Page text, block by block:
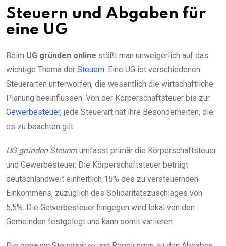
Steuern und Abgaben für
eine UG
Beim UG gründen online stößt man unweigerlich auf das
wichtige Thema der Steuern. Eine UG ist verschiedenen
Steuerarten unterworfen, die wesentlich die wirtschaftliche
Planung beeinflussen. Von der Körperschaftsteuer bis zur
Gewerbesteuer, jede Steuerart hat ihre Besonderheiten, die
es zu beachten gilt.
UG gründen Steuernumfasst primär die Körperschaftsteuer
und Gewerbesteuer. Die Körperschaftsteuer beträgt
deutschlandweit einheitlich 15% des zu versteuernden
Einkommens, zuzüglich des Solidaritätszuschlages von
5,5%. Die Gewerbesteuer hingegen wird lokal von den
Gemeinden festgelegt und kann somit variieren.